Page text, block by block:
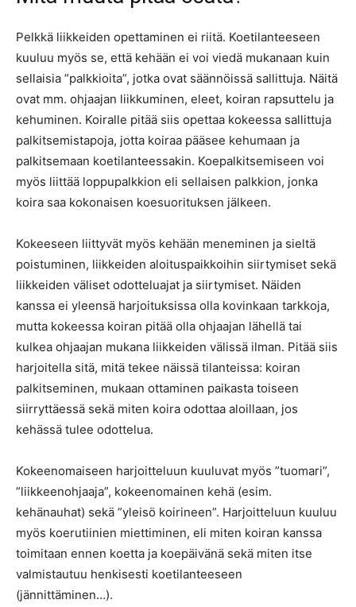
Pelkkä liikkeiden opettaminen ei riitä. Koetilanteeseen
kuuluu myös se, että kehään ei voi viedä mukanaan kuin
sellaisia ”palkkioita”, jotka ovat säännöissä sallittuja. Näitä
ovat mm. ohjaajan liikkuminen, eleet, koiran rapsuttelu ja
kehuminen. Koiralle pitää siis opettaa kokeessa sallittuja
palkitsemistapoja, jotta koiraa pääsee kehumaan ja
palkitsemaan koetilanteessakin. Koepalkitsemiseen voi
myös liittää loppupalkkion eli sellaisen palkkion, jonka
koira saa kokonaisen koesuorituksen jälkeen.
Kokeeseen liittyvät myös kehään meneminen ja sieltä
poistuminen, liikkeiden aloituspaikkoihin siirtymiset sekä
liikkeiden väliset odotteluajat ja siirtymiset. Näiden
kanssa ei yleensä harjoituksissa olla kovinkaan tarkkoja,
mutta kokeessa koiran pitää olla ohjaajan lähellä tai
kulkea ohjaajan mukana liikkeiden välissä ilman. Pitää siis
harjoitella sitä, mitä tekee näissä tilanteissa: koiran
palkitseminen, mukaan ottaminen paikasta toiseen
siirryttäessä sekä miten koira odottaa aloillaan, jos
kehässä tulee odottelua.
Kokeenomaiseen harjoitteluun kuuluvat myös ”tuomari”,
”liikkeenohjaaja”, kokeenomainen kehä (esim.
kehänauhat) sekä ”yleisö koirineen”. Harjoitteluun kuuluu
myös koerutiinien miettiminen, eli miten koiran kanssa
toimitaan ennen koetta ja koepäivänä sekä miten itse
valmistautuu henkisesti koetilanteeseen
(jännittäminen…).